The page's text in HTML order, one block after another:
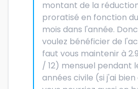
montant de la
proratisé en fonction
mois dans l'année.
voulez bénéficier de
faut vous maintenir à
/ 12) mensuel pendant
années civile (si j'ai